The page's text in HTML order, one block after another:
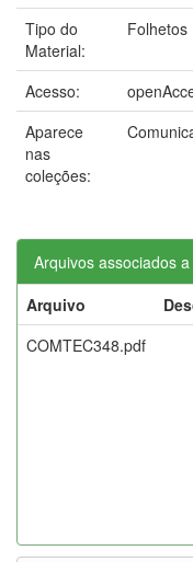
Tipo do
Material:
Folhetos
Acesso:
Aparece
nas
coleções:
Arquivos associados
Arquivo
COMTEC348.pdf